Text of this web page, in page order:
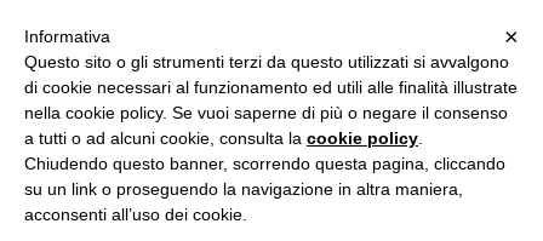
Vai
al
contenuto
Studio d'Informatica Forense
Perizie Informatiche Forensi, CTP e CTU in Processi Civili e Penali
MENU ×
Informativa
Questo sito o gli strumenti terzi da questo utilizzati si avvalgono
di cookie necessari al funzionamento ed utili alle finalità illustrate
nella cookie policy. Se vuoi saperne di più o negare il consenso
a tutti o ad alcuni cookie, consulta la cookie policy
Chiudendo questo banner, scorrendo questa pagina, cliccando
su un link o proseguendo la navigazione in altra maniera,
acconsenti all’uso dei cookie.